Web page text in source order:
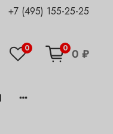
+7 (495) 155-25-25
0 0 0 ₽